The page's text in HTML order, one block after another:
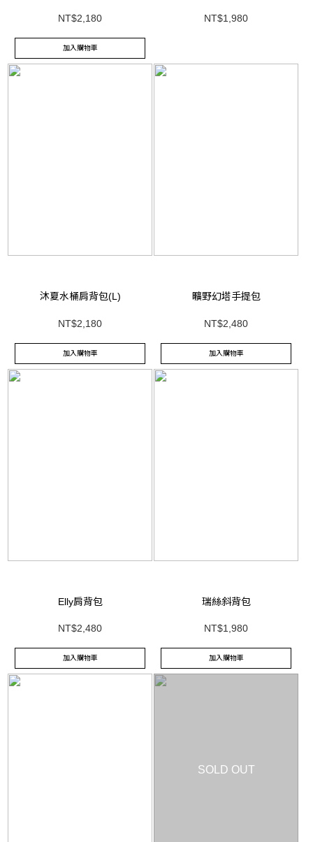
NT$2,180
加入購物車
NT$1,980
沐夏水桶肩背包(L)
NT$2,180
加入購物車
曠野幻塔手提包
NT$2,480
加入購物車
Elly肩背包
NT$2,480
加入購物車
瑞絲斜背包
NT$1,980
加入購物車
SOLD OUT